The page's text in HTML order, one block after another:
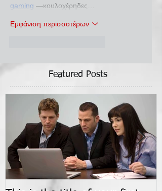
Featured Posts
gaming —κουλοχέρηδες…
Εμφάνιση περισσοτέρων